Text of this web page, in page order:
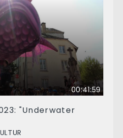
00:41:59
"Underwater